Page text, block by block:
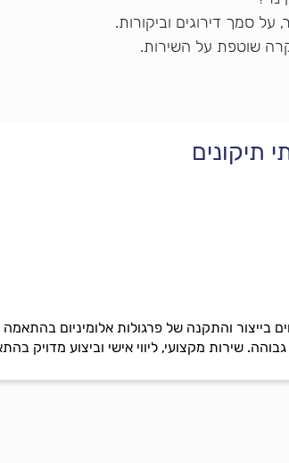
על סמך דירוגים וביקורות.
שוטפת על השירות.
תיקונים
בייצור והתקנה של פרגולות אלומיניום
שירות מקצועי, ליווי אישי וביצוע מדויק